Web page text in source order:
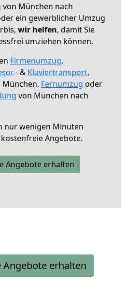
von München nach
ein gewerblicher Umzug
wir helfen, damit Sie
umziehen können.
Firmenumzug,
– & Klaviertransport,
München, Fernumzug oder
von München nach
nur wenigen Minuten
Angebote.
Angebote erhalten
Angebote erhalten